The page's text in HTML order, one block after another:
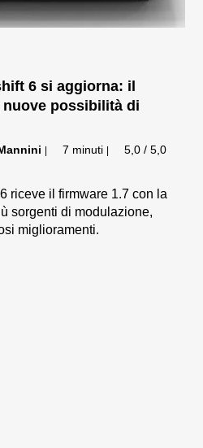
6 si aggiorna: il
possibilità di
| 7 minuti | 5,0 / 5,0
riceve il firmware 1.7 con la
sorgenti di modulazione,
miglioramenti.